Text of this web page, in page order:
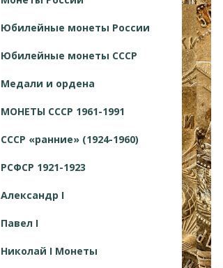
Юбилейные монеты России
Юбилейные монеты СССР
Медали и ордена
МОНЕТЫ СССР 1961-1991
СССР «ранние» (1924-1960)
РСФСР 1921-1923
Александр I
Павел I
Николай I Монеты